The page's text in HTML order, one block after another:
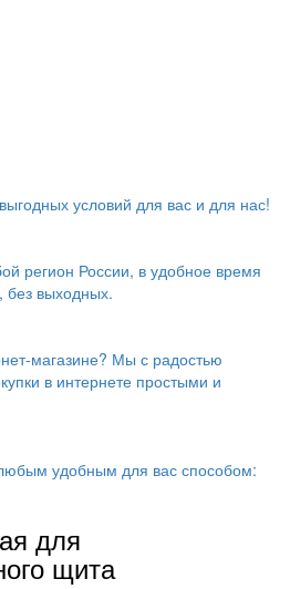
условий для вас и для нас!
регион России, в удобное время
без выходных.
магазине? Мы с радостью
в интернете простыми и
удобным для вас способом:
для
щита